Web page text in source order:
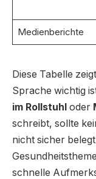
Medienberichte
Diese Tabelle
Sprache wichtig
im Rollstuhl oder
schreibt, sollte
nicht sicher
schnelle